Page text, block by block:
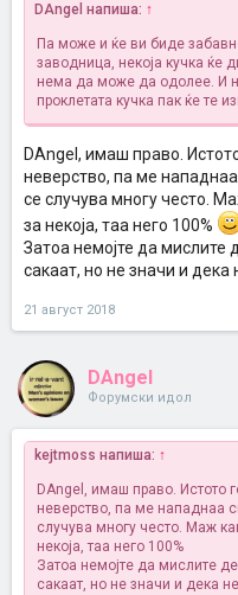
DAngel напиша: ↑
Па може и ќе ви биде
заводница, некоја кучка ќе
нема да може да одолее. И
проклетата кучка пак ќе те
DAngel, имаш право.
неверство, па ме
се случува многу често.
за некоја, таа него 100%
Затоа немојте да мислите
сакаат, но не значи и дека
21 август 2018
DAngel
Форумски идол
kejtmoss напиша: ↑
DAngel, имаш право. Истото
неверство, па ме нападнаа
случува многу често. Маж
некоја, таа него 100%
Затоа немојте да мислите
сакаат, но не значи и дека